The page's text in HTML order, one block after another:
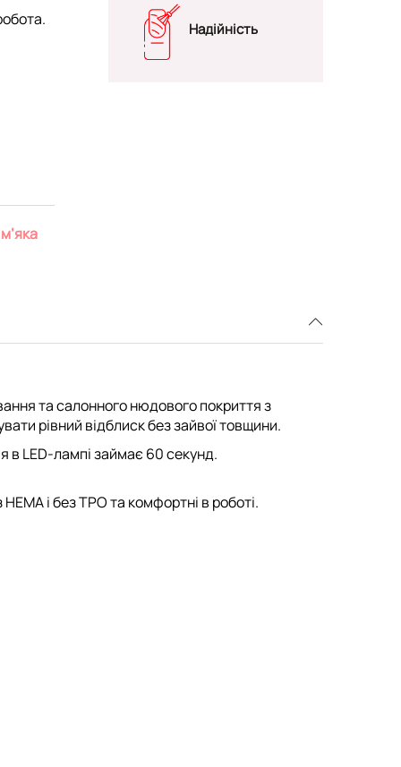
Надійність
та салонного нюдового покриття з
рівний відблиск без зайвої товщини.
в LED-лампі займає60 секунд.
HEMA і без TPOта комфортні в роботі.